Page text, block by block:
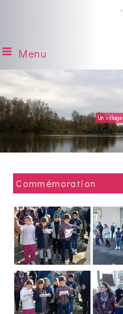
Menu
Un
Commémoration